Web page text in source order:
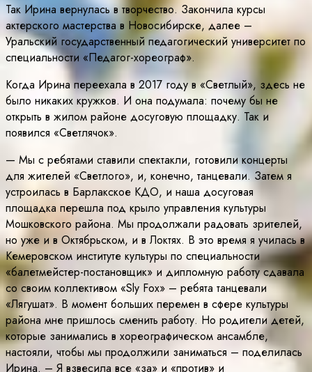
Так Ирина вернулась в творчество. Закончила курсы
актерского мастерства в Новосибирске, далее –
Уральский государственный педагогический университет по
специальности «Педагог-хореограф».
Когда Ирина переехала в 2017 году в «Светлый», здесь не
было никаких кружков. И она подумала: почему бы не
открыть в жилом районе досуговую площадку. Так и
появился «Светлячок».
— Мы с ребятами ставили спектакли, готовили концерты
для жителей «Светлого», и, конечно, танцевали. Затем я
устроилась в Барлакское КДО, и наша досуговая
площадка перешла под крыло управления культуры
Мошковского района. Мы продолжали радовать зрителей,
но уже и в Октябрьском, и в Локтях. В это время я училась в
Кемеровском институте культуры по специальности
«балетмейстер-постановщик» и дипломную работу сдавала
со своим коллективом «Sly Fox» – ребята танцевали
«Лягушат». В момент больших перемен в сфере культуры
района мне пришлось сменить работу. Но родители детей,
которые занимались в хореографическом ансамбле,
настояли, чтобы мы продолжили заниматься – поделилась
Ирина. – Я взвесила все «за» и «против» и